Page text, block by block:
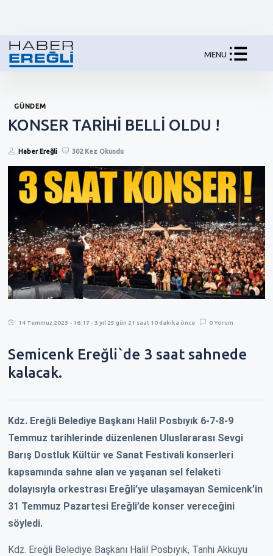
MENU
GÜNDEM
KONSER TARİHİ BELLİ OLDU !
Haber Ereğli 302 Kez Okundu
14 Temmuz 2023 - 16:17 - 3 yıl 25 gün 21 saat 10 dakika önce 0 Yorum
Semicenk Ereğli`de 3 saat sahnede
kalacak.
Kdz. Ereğli Belediye Başkanı Halil Posbıyık 6-7-8-9
Temmuz tarihlerinde düzenlenen Uluslararası Sevgi
Barış Dostluk Kültür ve Sanat Festivali konserleri
kapsamında sahne alan ve yaşanan sel felaketi
dolayısıyla orkestrası Ereğli’ye ulaşamayan Semicenk’in
31 Temmuz Pazartesi Ereğli’de konser vereceğini
söyledi.
Kdz. Ereğli Belediye Başkanı Halil Posbıyık, Tarihi Akkuyu